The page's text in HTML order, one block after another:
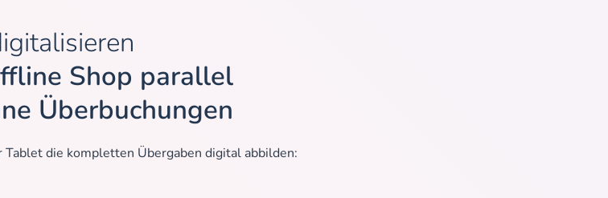
Shop parallel
Überbuchungen
Tablet die kompletten Übergaben digital abbilden: